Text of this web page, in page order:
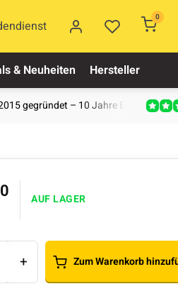
0
& Neuheiten Hersteller
gegründet – 10 Jahre Erfahrung
AUF LAGER
+ Zum Warenkorb